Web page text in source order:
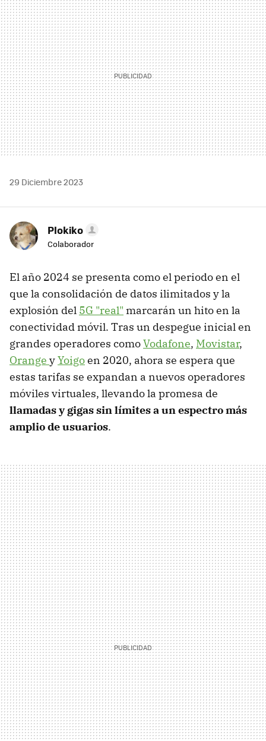
MAIL
29 Diciembre 2023
Plokiko
Colaborador
El año 2024 se presenta como el periodo en el
que la consolidación de datos ilimitados y la
explosión del 5G "real" marcarán un hito en la
conectividad móvil. Tras un despegue inicial en
grandes operadores comoVodafone, Movistar,
Orange yYoigoen 2020, ahora se espera que
estas tarifas se expandan a nuevos operadores
móviles virtuales, llevando la promesa de
llamadas y gigas sin límites a un espectro más
amplio de usuarios.